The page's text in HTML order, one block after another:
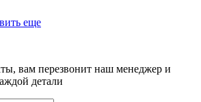
еще
вам перезвонит наш менеджер и
детали